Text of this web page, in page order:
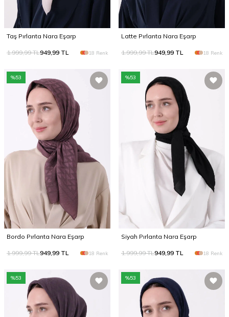
Taş Pırlanta Nara Eşarp
1.999,99TL949,99 TL 18 Renk
Latte Pırlanta Nara Eşarp
1.999,99TL949,99 TL 18 Renk
%53
Bordo Pırlanta Nara Eşarp
1.999,99TL949,99 TL 18 Renk
%53
Siyah Pırlanta Nara Eşarp
1.999,99TL949,99 TL 18 Renk
%53 %53